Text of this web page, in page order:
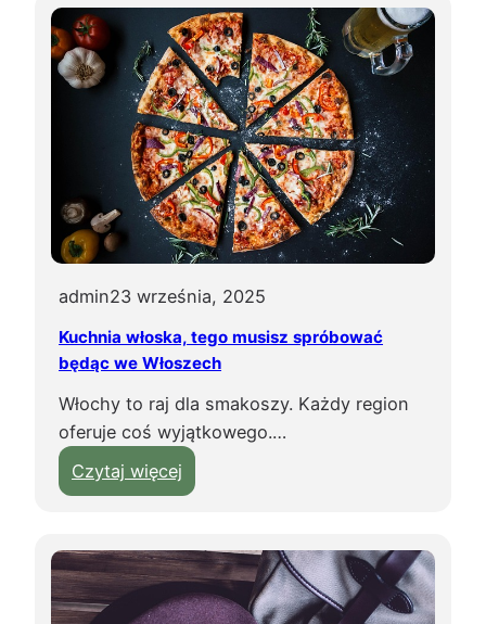
z
i
e
r
n
i
k
u
?
w
a
r
t
o
p
r
z
y
w
i
ź
z
T
r
j
i
?
admin23 września, 2025
Kuchnia włoska, tego musisz spróbować
będąc we Włoszech
Włochy to raj dla smakoszy. Każdy region
oferuje coś wyjątkowego.…
Czytaj więcej
K
c
h
n